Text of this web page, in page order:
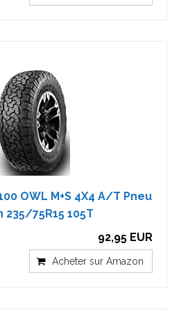
OWL M+S 4X4 A/T Pneu
75R15 105T
92,95 EUR
Acheter sur Amazon